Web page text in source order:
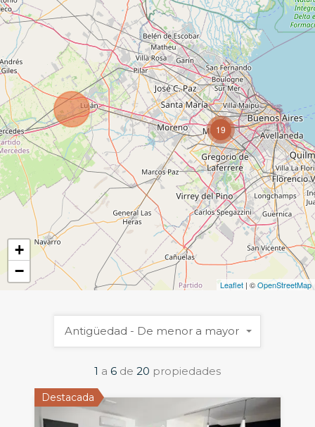
19
+
−
Leaflet | ©OpenStreetMap
1 a 6 de 20 propiedades
Antigüedad - De menor a mayor
Destacada